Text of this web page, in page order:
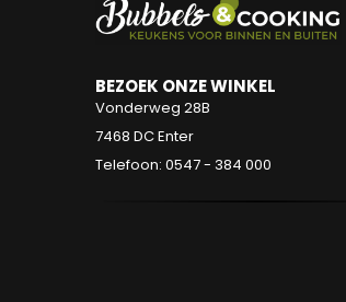
BEZOEK ONZE WINKEL
Vonderweg 28B
7468 DC Enter
Telefoon: 0547 - 384 000